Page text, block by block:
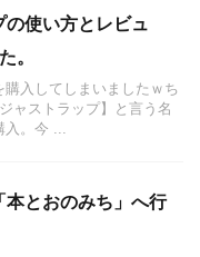
の使い方とレビュ
。
購入してしまいましたｗち
ャストラップ】と言う名
入。今 ...
本とおのみち」へ行